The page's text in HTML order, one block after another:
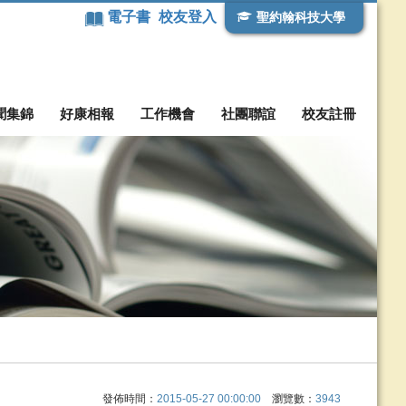
電子書 校友登入 聖約翰科技大學
集錦 好康相報 工作機會 社團聯誼 校友註冊
發佈時間： 2015-05-27 00:00:00 瀏覽數： 3943